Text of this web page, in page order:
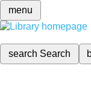
menu
search Search